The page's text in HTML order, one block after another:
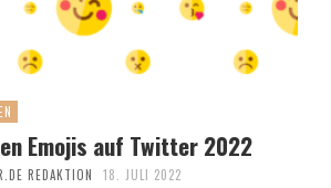
Emojis auf Twitter 2022
REDAKTION 18. JULI 2022